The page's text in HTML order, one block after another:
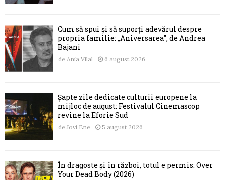
Cum să spui și să suporți adevărul despre
propria familie: „Aniversarea”, de Andrea
Bajani
de Ania Vilal 6 august 2026
Șapte zile dedicate culturii europene la
mijloc de august: Festivalul Cinemascop
revine la Eforie Sud
de Jovi Ene 5 august 2026
În dragoste și în război, totul e permis: Over
Your Dead Body (2026)